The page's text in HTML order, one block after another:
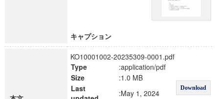
キャプション
KO10001002-20235309-0001.pdf
Type
:application/pdf
Download
Size
:1.0 MB
Last
:May 1, 2024